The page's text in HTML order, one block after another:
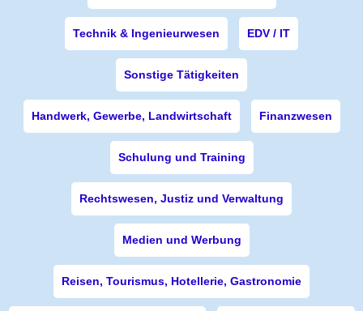
Technik & Ingenieurwesen EDV / IT
Sonstige Tätigkeiten
Handwerk, Gewerbe, Landwirtschaft Finanzwesen
Schulung und Training
Rechtswesen, Justiz und Verwaltung
Medien und Werbung
Reisen, Tourismus, Hotellerie, Gastronomie